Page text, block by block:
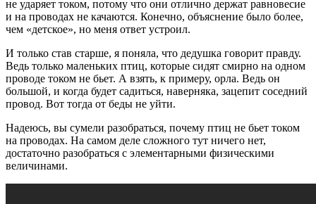
не ударяет током, потому что они отлично держат равновесие
и на проводах не качаются. Конечно, объяснение было более,
чем «детское», но меня ответ устроил.
И только став старше, я поняла, что дедушка говорит правду.
Ведь только маленьких птиц, которые сидят смирно на одном
проводе током не бьет. А взять, к примеру, орла. Ведь он
большой, и когда будет садиться, наверняка, зацепит соседний
провод. Вот тогда от беды не уйти.
Надеюсь, вы сумели разобраться, почему птиц не бьет током
на проводах. На самом деле сложного тут ничего нет,
достаточно разобраться с элементарными физическими
величинами.